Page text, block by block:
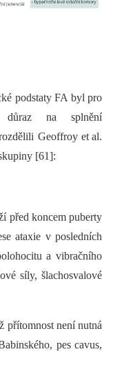
podstaty FA byl pro
důraz na splnění
Geoffroy et al.
[61]:
koncem puberty
ataxie v posledních
a vibračního
síly, šlachosvalové
přítomnost není nutná
pes cavus,